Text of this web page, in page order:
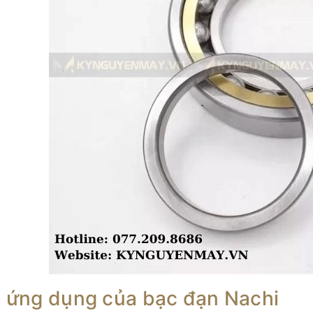
ứng dụng của bạc đạn Nachi